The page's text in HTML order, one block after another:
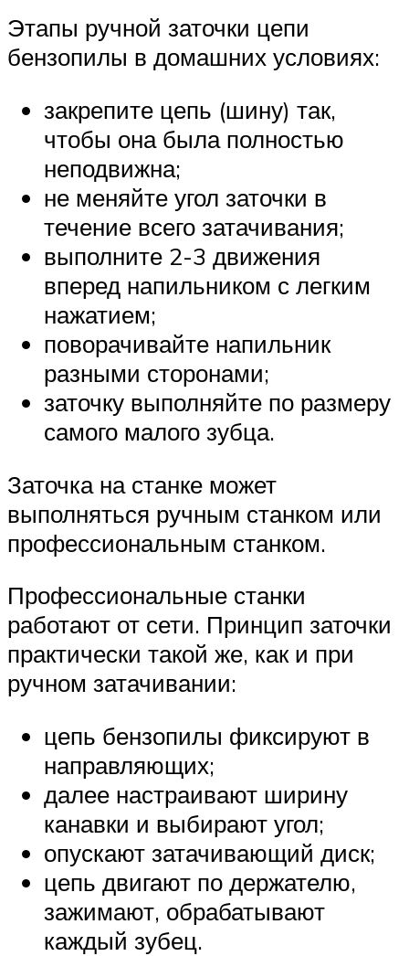
Этапы ручной заточки цепи
бензопилы в домашних условиях:
закрепите цепь (шину) так,
чтобы она была полностью
неподвижна;
не меняйте угол заточки в
течение всего затачивания;
выполните 2-3 движения
вперед напильником с легким
нажатием;
поворачивайте напильник
разными сторонами;
заточку выполняйте по размеру
самого малого зубца.
Заточка на станке может
выполняться ручным станком или
профессиональным станком.
Профессиональные станки
работают от сети. Принцип заточки
практически такой же, как и при
ручном затачивании:
цепь бензопилы фиксируют в
направляющих;
далее настраивают ширину
канавки и выбирают угол;
опускают затачивающий диск;
цепь двигают по держателю,
зажимают, обрабатывают
каждый зубец.